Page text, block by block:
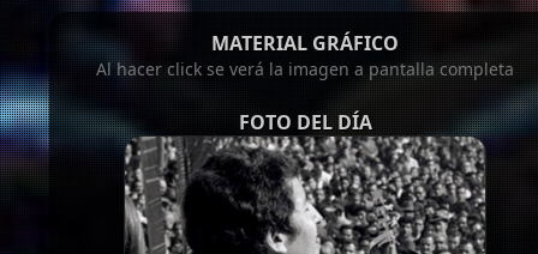
MATERIAL GRÁFICO
Al hacer click se verá la imagen a pantalla completa
FOTO DEL DÍA